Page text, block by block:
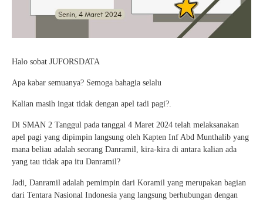
Halo sobat JUFORSDATA
Apa kabar semuanya? Semoga bahagia selalu
Kalian masih ingat tidak dengan apel tadi pagi?.
Di SMAN 2 Tanggul pada tanggal 4 Maret 2024 telah melaksanakan
apel pagi yang dipimpin langsung oleh Kapten Inf Abd Munthalib yang
mana beliau adalah seorang Danramil, kira-kira di antara kalian ada
yang tau tidak apa itu Danramil?
Jadi, Danramil adalah pemimpin dari Koramil yang merupakan bagian
dari Tentara Nasional Indonesia yang langsung berhubungan dengan